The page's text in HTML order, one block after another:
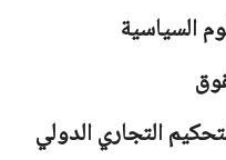
السياسية
التجاري الدولي